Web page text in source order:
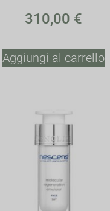
310,00 €
Aggiungi al carrello